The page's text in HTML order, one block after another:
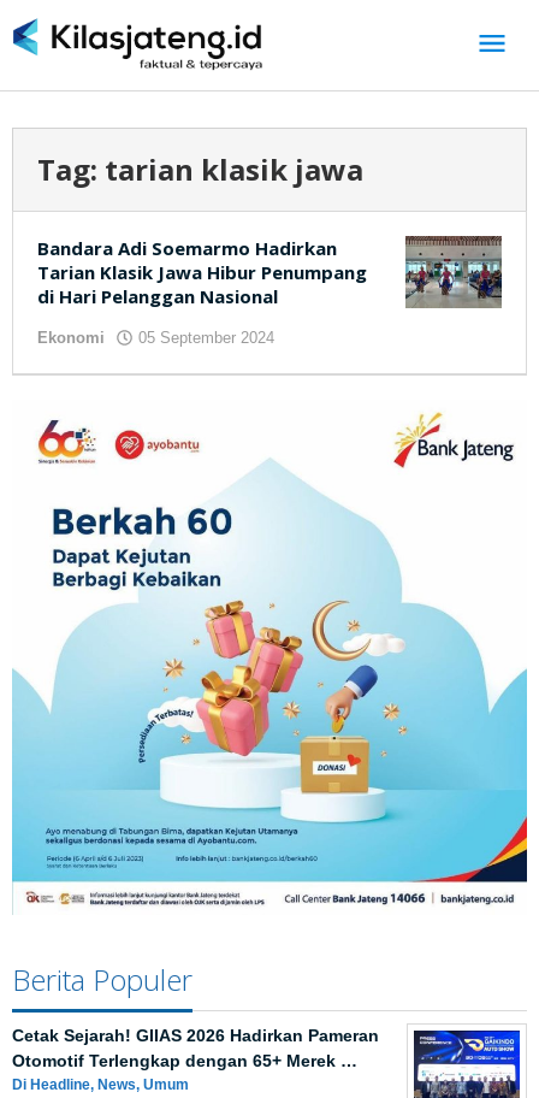
ke
Tag: tarian klasik jawa
Bandara Adi Soemarmo Hadirkan
Tarian Klasik Jawa Hibur Penumpang
di Hari Pelanggan Nasional
Ekonomi 05 September 2024
Berita Populer
Cetak Sejarah! GIIAS 2026 Hadirkan Pameran
Otomotif Terlengkap dengan 65+ Merek …
Di Headline, News, Umum